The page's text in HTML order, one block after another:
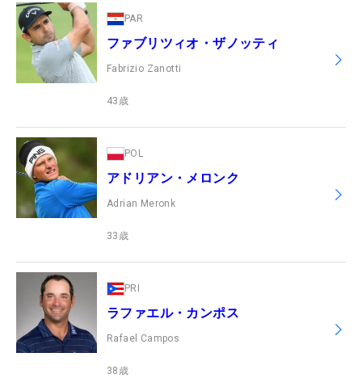
PAR
ファブリツィオ・ザノッティ
Fabrizio Zanotti
43 歳
POL
アドリアン・メロンク
Adrian Meronk
33 歳
PRI
ラファエル・カンポス
Rafael Campos
38 歳